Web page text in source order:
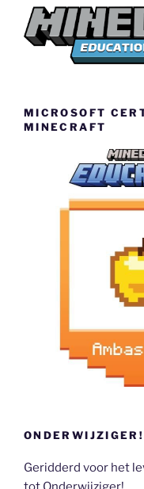
MICROSOFT
MINECRAFT
ONDERWIJZIGER!
Geridderd voor het